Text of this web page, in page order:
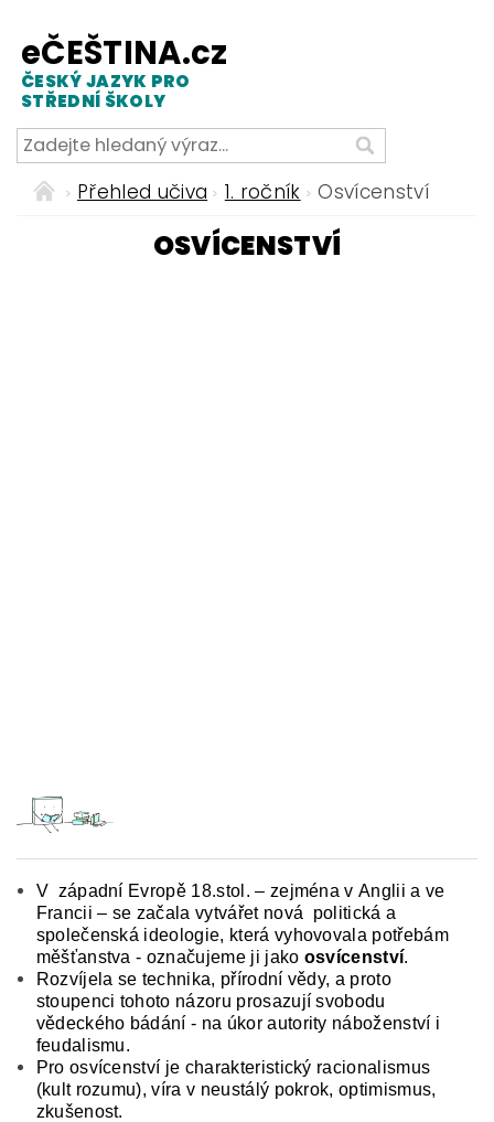
eČEŠTINA.cz
ČESKÝ JAZYK PRO
STŘEDNÍ ŠKOLY
Přehled učiva 1. ročník Osvícenství
OSVÍCENSTVÍ
V západní Evropě 18.stol. – zejména v Anglii a ve
Francii – se začala vytvářet nová politická a
společenská ideologie, která vyhovovala potřebám
měšťanstva - označujeme ji jako osvícenství.
Rozvíjela se technika, přírodní vědy, a proto
stoupenci tohoto názoru prosazují svobodu
vědeckého bádání - na úkor autority náboženství i
feudalismu.
Pro osvícenství je charakteristický racionalismus
(kult rozumu), víra v neustálý pokrok, optimismus,
zkušenost.